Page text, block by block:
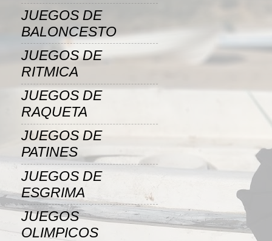
JUEGOS DE
BALONCESTO
JUEGOS DE
RITMICA
JUEGOS DE
RAQUETA
JUEGOS DE
PATINES
JUEGOS DE
ESGRIMA
JUEGOS
OLIMPICOS